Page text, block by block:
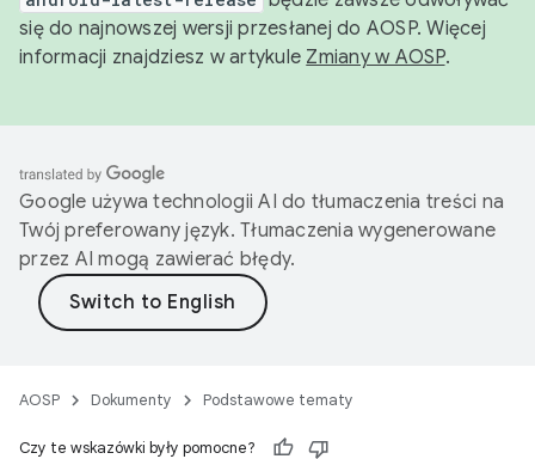
się do najnowszej wersji przesłanej do AOSP. Więcej
informacji znajdziesz w artykule Zmiany w AOSP.
Google używa technologii AI do tłumaczenia treści na
Twój preferowany język. Tłumaczenia wygenerowane
przez AI mogą zawierać błędy.
AOSP Dokumenty Podstawowe tematy
Czy te wskazówki były pomocne?